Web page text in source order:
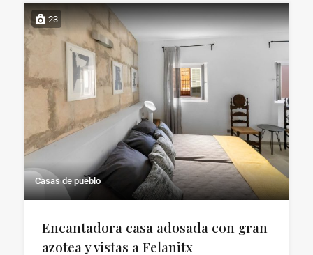
23
Casas de pueblo
Encantadora casa adosada con gran
azotea y vistas a Felanitx